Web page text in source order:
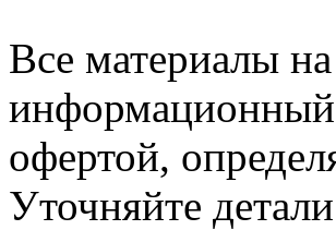
Все материалы
информационный
офертой,
Уточняйте